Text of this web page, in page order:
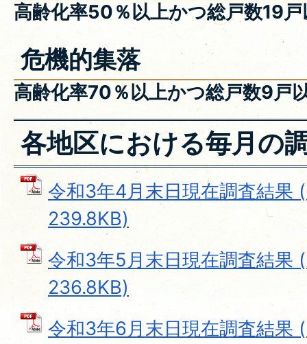
高齢化率50％以上かつ総戸数19
危機的集落
高齢化率70％以上かつ総戸数9戸
各地区における毎月の
令和3年4月末日現在調査結果
239.8KB)
令和3年5月末日現在調査結果
236.8KB)
令和3年6月末日現在調査結果